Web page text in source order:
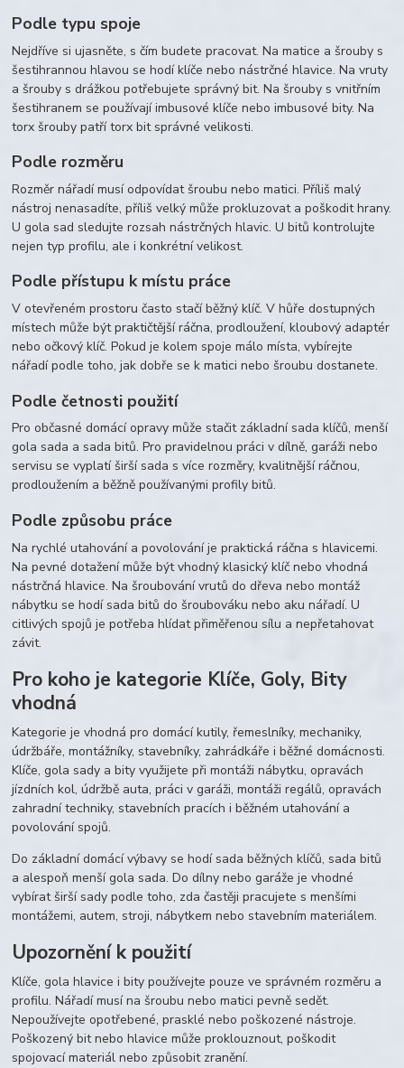
Podle typu spoje
Nejdříve si ujasněte, s čím budete pracovat. Na matice a šrouby s
šestihrannou hlavou se hodí klíče nebo nástrčné hlavice. Na vruty
a šrouby s drážkou potřebujete správný bit. Na šrouby s vnitřním
šestihranem se používají imbusové klíče nebo imbusové bity. Na
torx šrouby patří torx bit správné velikosti.
Podle rozměru
Rozměr nářadí musí odpovídat šroubu nebo matici. Příliš malý
nástroj nenasadíte, příliš velký může prokluzovat a poškodit hrany.
U gola sad sledujte rozsah nástrčných hlavic. U bitů kontrolujte
nejen typ profilu, ale i konkrétní velikost.
Podle přístupu k místu práce
V otevřeném prostoru často stačí běžný klíč. V hůře dostupných
místech může být praktičtější ráčna, prodloužení, kloubový adaptér
nebo očkový klíč. Pokud je kolem spoje málo místa, vybírejte
nářadí podle toho, jak dobře se k matici nebo šroubu dostanete.
Podle četnosti použití
Pro občasné domácí opravy může stačit základní sada klíčů, menší
gola sada a sada bitů. Pro pravidelnou práci v dílně, garáži nebo
servisu se vyplatí širší sada s více rozměry, kvalitnější ráčnou,
prodloužením a běžně používanými profily bitů.
Podle způsobu práce
Na rychlé utahování a povolování je praktická ráčna s hlavicemi.
Na pevné dotažení může být vhodný klasický klíč nebo vhodná
nástrčná hlavice. Na šroubování vrutů do dřeva nebo montáž
nábytku se hodí sada bitů do šroubováku nebo aku nářadí. U
citlivých spojů je potřeba hlídat přiměřenou sílu a nepřetahovat
závit.
Pro koho je kategorie Klíče, Goly, Bity
vhodná
Kategorie je vhodná pro domácí kutily, řemeslníky, mechaniky,
údržbáře, montážníky, stavebníky, zahrádkáře i běžné domácnosti.
Klíče, gola sady a bity využijete při montáži nábytku, opravách
jízdních kol, údržbě auta, práci v garáži, montáži regálů, opravách
zahradní techniky, stavebních pracích i běžném utahování a
povolování spojů.
Do základní domácí výbavy se hodí sada běžných klíčů, sada bitů
a alespoň menší gola sada. Do dílny nebo garáže je vhodné
vybírat širší sady podle toho, zda častěji pracujete s menšími
montážemi, autem, stroji, nábytkem nebo stavebním materiálem.
Upozornění k použití
Klíče, gola hlavice i bity používejte pouze ve správném rozměru a
profilu. Nářadí musí na šroubu nebo matici pevně sedět.
Nepoužívejte opotřebené, prasklé nebo poškozené nástroje.
Poškozený bit nebo hlavice může proklouznout, poškodit
spojovací materiál nebo způsobit zranění.